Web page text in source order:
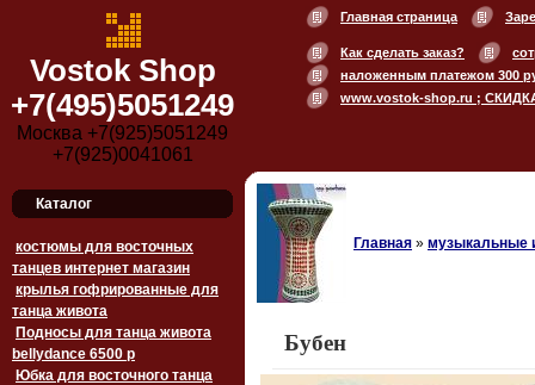
Vostok Shop
+7(495)5051249
Москва +7(925)5051249
+7(925)0041061
Главная страница
Как сделать заказ?
наложенным платежом 300
www.vostok-shop.ru ;
Каталог
костюмы для восточных
танцев интернет магазин
крылья гофрированные для
танца живота
Подносы для танца живота
bellydance 6500 p
Юбка для восточного танца
Главная » музыкальные
Бубен